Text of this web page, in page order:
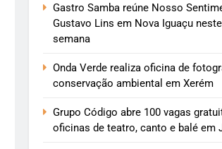
Gastro Samba reúne Nosso
Gustavo Lins em Nova Iguaçu
semana
Onda Verde realiza oficina de
conservação ambiental em Xerém
Grupo Código abre 100 vagas
oficinas de teatro, canto e balé em